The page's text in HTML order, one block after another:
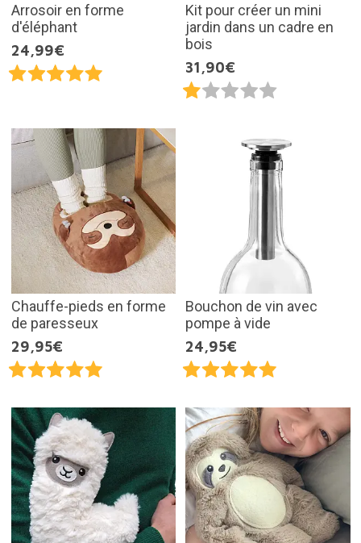
Arrosoir en forme
d'éléphant
24,99€
Kit pour créer un mini
jardin dans un cadre en
bois
31,90€
Chauffe-pieds en forme
de paresseux
29,95€
Bouchon de vin avec
pompe à vide
24,95€